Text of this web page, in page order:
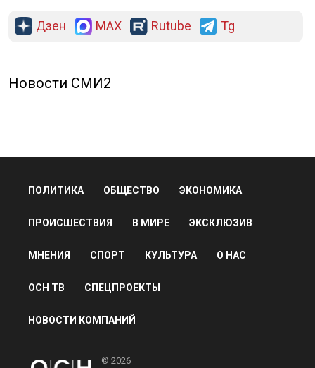
Дзен MAX Rutube Tg
Новости СМИ2
ПОЛИТИКА ОБЩЕСТВО ЭКОНОМИКА
ПРОИСШЕСТВИЯ В МИРЕ ЭКСКЛЮЗИВ
МНЕНИЯ СПОРТ КУЛЬТУРА О НАС
ОСН ТВ СПЕЦПРОЕКТЫ
НОВОСТИ КОМПАНИЙ
© 2026